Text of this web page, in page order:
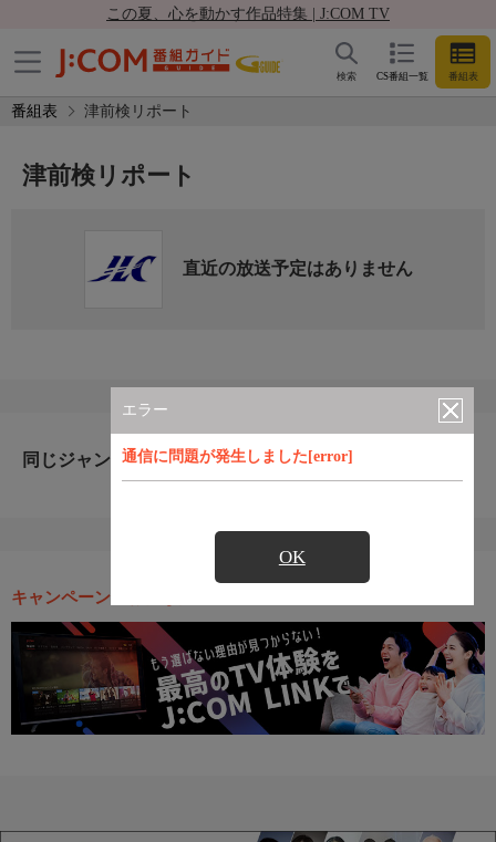
この夏、心を動かす作品特集 | J:COM TV
CS番組一覧 番組表
検索
番組表 津前検リポート
エラー
通信に問題が発生しました[error]
OK
津前検リポート
直近の放送予定はありません
同じジャンルのおすすめ番組
キャンペーン・お得な情報